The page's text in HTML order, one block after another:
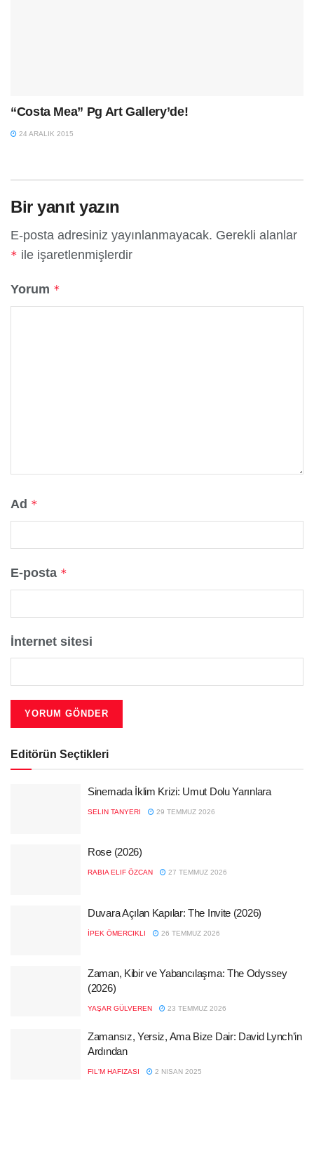
“Costa Mea” Pg Art Gallery’de!
24 ARALIK 2015
Bir yanıt yazın
E-posta adresiniz yayınlanmayacak. Gerekli alanlar
* ile işaretlenmişlerdir
Yorum *
Ad *
E-posta *
İnternet sitesi
Editörün Seçtikleri
Sinemada İklim Krizi: Umut Dolu Yarınlara
SELIN TANYERI 29 TEMMUZ 2026
Rose (2026)
RABIA ELIF ÖZCAN 27 TEMMUZ 2026
Duvara Açılan Kapılar: The Invite (2026)
İPEK ÖMERCIKLI 26 TEMMUZ 2026
Zaman, Kibir ve Yabancılaşma: The Odyssey
(2026)
YAŞAR GÜLVEREN 23 TEMMUZ 2026
Zamansız, Yersiz, Ama Bize Dair: David Lynch’in
Ardından
FIL'M HAFIZASI 2 NISAN 2025